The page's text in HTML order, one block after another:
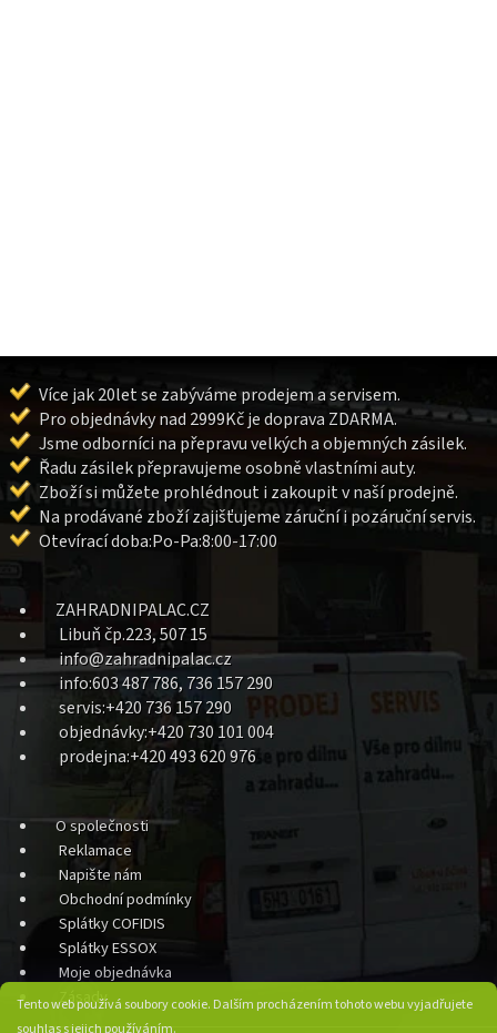
Tento web používá soubory cookie. Dalším procházením tohoto webu vyjadřujete
souhlas s jejich používáním.
Více jak 20let se zabýváme prodejem a servisem.
Pro objednávky nad 2999Kč je doprava ZDARMA.
Jsme odborníci na přepravu velkých a objemných zásilek.
Řadu zásilek přepravujeme osobně vlastními auty.
Zboží si můžete prohlédnout i zakoupit v naší prodejně.
Na prodávané zboží zajišťujeme záruční i pozáruční servis.
Otevírací doba:Po-Pa:8:00-17:00
ZAHRADNIPALAC.CZ
Libuň čp.223, 507 15
info@zahradnipalac.cz
info:603 487 786, 736 157 290
servis:+420 736 157 290
objednávky:+420 730 101 004
prodejna:+420 493 620 976
O společnosti
Reklamace
Napište nám
Obchodní podmínky
Splátky COFIDIS
Splátky ESSOX
Moje objednávka
Zásady